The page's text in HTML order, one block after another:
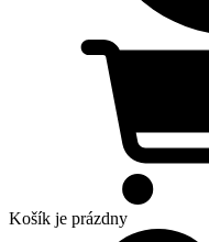
Košík je prázdny